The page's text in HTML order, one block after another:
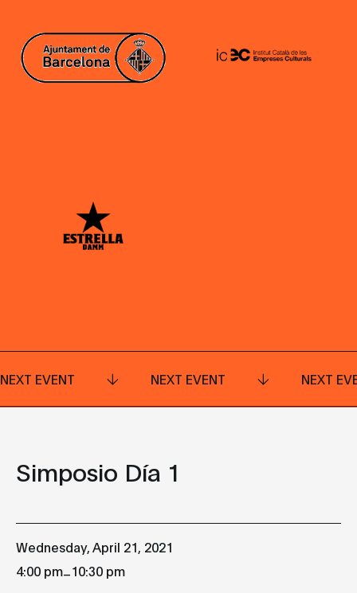
NEXT EVENT NEXT EVENT NEXT
Simposio Día 1
Wednesday, April 21, 2021
4:00 pm 10:30 pm